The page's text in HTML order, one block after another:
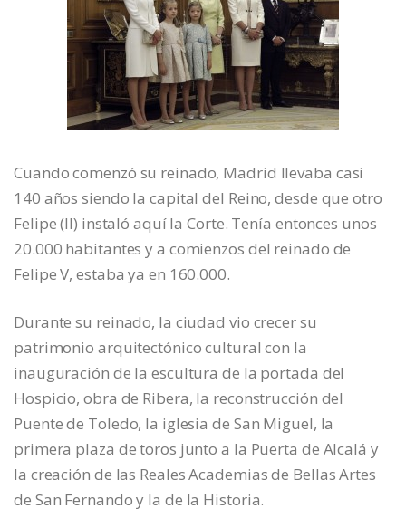
Cuando comenzó su reinado, Madrid llevaba casi
140 años siendo la capital del Reino, desde que otro
Felipe (II) instaló aquí la Corte. Tenía entonces unos
20.000 habitantes y a comienzos del reinado de
Felipe V, estaba ya en 160.000.
Durante su reinado, la ciudad vio crecer su
patrimonio arquitectónico cultural con la
inauguración de la escultura de la portada del
Hospicio, obra de Ribera, la reconstrucción del
Puente de Toledo, la iglesia de San Miguel, la
primera plaza de toros junto a la Puerta de Alcalá y
la creación de las Reales Academias de Bellas Artes
de San Fernando y la de la Historia.